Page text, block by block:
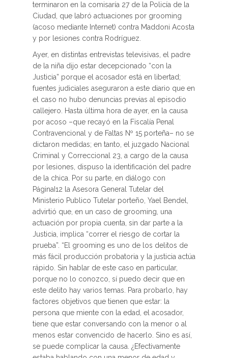
terminaron en la comisaría 27 de la Policía de la
Ciudad, que labró actuaciones por grooming
(acoso mediante Internet) contra Maddoni Acosta
y por lesiones contra Rodríguez.
Ayer, en distintas entrevistas televisivas, el padre
de la niña dijo estar decepcionado “con la
Justicia” porque el acosador está en libertad;
fuentes judiciales aseguraron a este diario que en
el caso no hubo denuncias previas al episodio
callejero. Hasta última hora de ayer, en la causa
por acoso –que recayó en la Fiscalía Penal
Contravencional y de Faltas Nº 15 porteña– no se
dictaron medidas; en tanto, el juzgado Nacional
Criminal y Correccional 23, a cargo de la causa
por lesiones, dispuso la identificación del padre
de la chica. Por su parte, en diálogo con
PáginaI12 la Asesora General Tutelar del
Ministerio Publico Tutelar porteño, Yael Bendel,
advirtió que, en un caso de grooming, una
actuación por propia cuenta, sin dar parte a la
Justicia, implica “correr el riesgo de cortar la
prueba”. “El grooming es uno de los delitos de
más fácil producción probatoria y la justicia actúa
rápido. Sin hablar de este caso en particular,
porque no lo conozco, sí puedo decir que en
este delito hay varios temas. Para probarlo, hay
factores objetivos que tienen que estar: la
persona que miente con la edad, el acosador,
tiene que estar conversando con la menor o al
menos estar convencido de hacerlo. Sino es así,
se puede complicar la causa. ¿Efectivamente